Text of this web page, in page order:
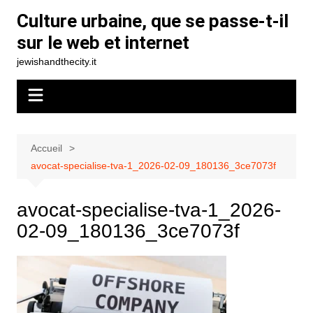
contenu
Culture urbaine, que se passe-t-il
sur le web et internet
jewishandthecity.it
Accueil
avocat-specialise-tva-1_2026-02-09_180136_3ce7073f
avocat-specialise-tva-1_2026-
02-09_180136_3ce7073f